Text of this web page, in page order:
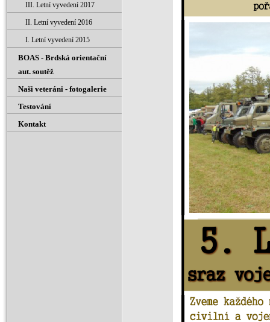
III. Letní vyvedení 2017
II. Letní vyvedení 2016
I. Letní vyvedení 2015
BOAS - Brdská orientační
aut. soutěž
Naši veteráni - fotogalerie
Testování
Kontakt